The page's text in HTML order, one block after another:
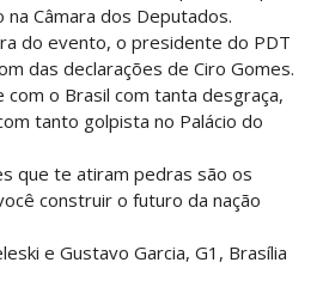
Câmara dos Deputados.
do evento, o presidente do PDT
das declarações de Ciro Gomes.
com o Brasil com tanta desgraça,
tanto golpista no Palácio do
que te atiram pedras são os
construir o futuro da nação
e Gustavo Garcia, G1, Brasília